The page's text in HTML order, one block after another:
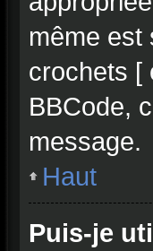
même est
crochets [
BBCode,
message.
Haut
Puis-je